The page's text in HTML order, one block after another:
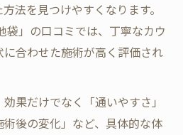
法を見つけやすくなります。
袋」の口コミでは、丁寧なカウ
合わせた施術が高く評価され
果だけでなく「通いやすさ」
術後の変化」など、具体的な体